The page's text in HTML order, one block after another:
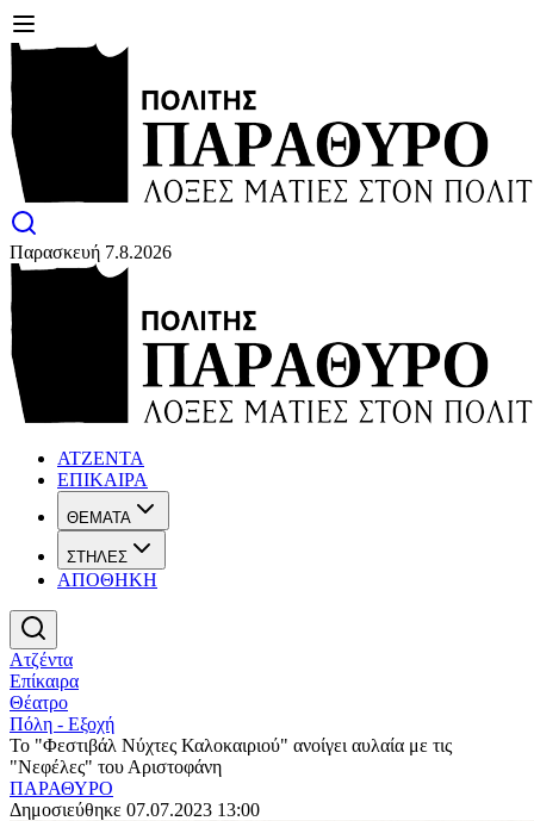
Παρασκευή 7.8.2026
ΑΤΖΕΝΤΑ
ΕΠΙΚΑΙΡΑ
ΘΕΜΑΤΑ
ΣΤΗΛΕΣ
ΑΠΟΘΗΚΗ
Ατζέντα
Επίκαιρα
Θέατρο
Πόλη - Εξοχή
Το "Φεστιβάλ Νύχτες Καλοκαιριού" ανοίγει αυλαία με τις
"Νεφέλες" του Αριστοφάνη
ΠΑΡΑΘΥΡΟ
Δημοσιεύθηκε 07.07.2023 13:00